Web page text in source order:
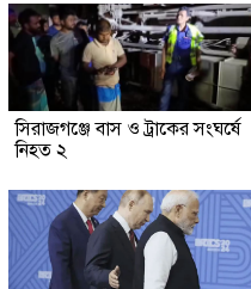
সিরাজগঞ্জে বাস ও ট্রাকের সংঘর্ষে
নিহত ২